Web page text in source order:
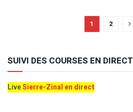
1 2
SUIVI DES COURSES EN DIRECT
LiveSierre-Zinal en direct